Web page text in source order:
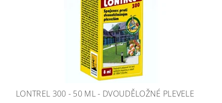
LONTREL 300 - 50 ML - DVOUDĚLOŽNÉ PLEVELE